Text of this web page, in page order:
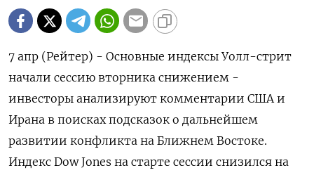
7 апр (Рейтер) - Основные индексы ‌Уолл-стрит
начали сессию вторника ​снижением -
инвесторы ​анализируют ​комментарии США ⁠и
‌Ирана в ‌поисках подсказок о ​дальнейшем
‌развитии ​конфликта на Ближнем ‌Востоке.
Индекс Dow Jones на ​старте ​сессии ‌снизился на ​